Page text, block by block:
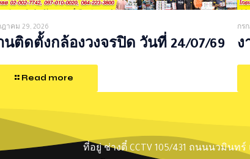
ฎาคม 29, 2026
นติดตั้งกล้องวงจรปิด วันที่ 24/07/69
Read more
กร
ง
ที่อยู่ ช่างตี๋ CCTV 105/431 ถนนนวมินท